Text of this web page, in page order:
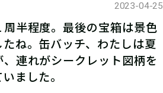
2023-04-25
半程度。最後の宝箱は景色
ね。缶バッチ、わたしは夏
連れがシークレット図柄を
ました。